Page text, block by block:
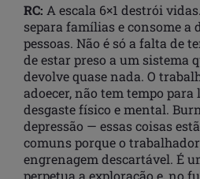
RC: A escala 6×1 destrói
separa famílias e consome a
pessoas. Não é só a falta de
de estar preso a um sistema
devolve quase nada. O
adoecer, não tem tempo para
desgaste físico e mental.
depressão — essas coisas
comuns porque o
engrenagem descartável. É
perpetua a exploração e, no